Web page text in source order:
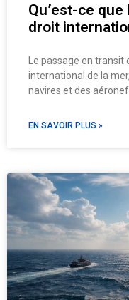
Qu’est-ce
droit
Le passage en
international de la
navires et des
EN SAVOIR PLUS »